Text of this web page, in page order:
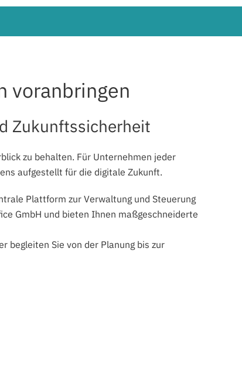
voranbringen
Zukunftssicherheit
zu behalten. Für Unternehmen jeder
aufgestellt für die digitale Zukunft.
Plattform zur Verwaltung und Steuerung
GmbH und bieten Ihnen maßgeschneiderte
begleiten Sie von der Planung bis zur